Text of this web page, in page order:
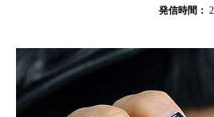
発信時間：